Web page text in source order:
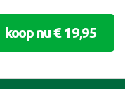
koop nu € 19,95